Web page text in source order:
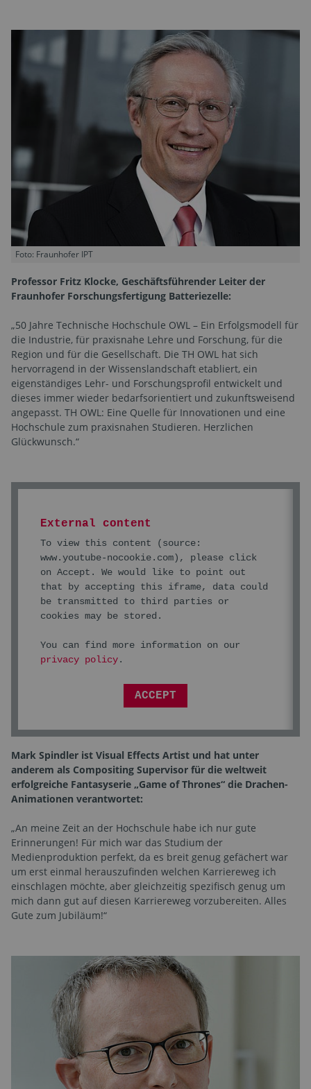
Foto: Fraunhofer IPT
Professor Fritz Klocke, Geschäftsführender Leiter der
Fraunhofer Forschungsfertigung Batteriezelle:
„50 Jahre Technische Hochschule OWL – Ein Erfolgsmodell für
die Industrie, für praxisnahe Lehre und Forschung, für die
Region und für die Gesellschaft. Die TH OWL hat sich
hervorragend in der Wissenslandschaft etabliert, ein
eigenständiges Lehr- und Forschungsprofil entwickelt und
dieses immer wieder bedarfsorientiert und zukunftsweisend
angepasst. TH OWL: Eine Quelle für Innovationen und eine
Hochschule zum praxisnahen Studieren. Herzlichen
Glückwunsch.“
External content
To view this content (source:
www.youtube-nocookie.com), please click
on Accept. We would like to point out
that by accepting this iframe, data could
be transmitted to third parties or
cookies may be stored.
You can find more information on our
privacy policy.
ACCEPT
Mark Spindler ist Visual Effects Artist und hat unter
anderem als Compositing Supervisor für die weltweit
erfolgreiche Fantasyserie „Game of Thrones“ die Drachen-
Animationen verantwortet:
„An meine Zeit an der Hochschule habe ich nur gute
Erinnerungen! Für mich war das Studium der
Medienproduktion perfekt, da es breit genug gefächert war
um erst einmal herauszufinden welchen Karriereweg ich
einschlagen möchte, aber gleichzeitig spezifisch genug um
mich dann gut auf diesen Karriereweg vorzubereiten. Alles
Gute zum Jubiläum!“